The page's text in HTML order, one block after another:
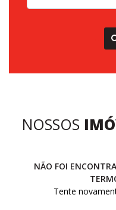
NOSSOS
NÃO FOI
Tente